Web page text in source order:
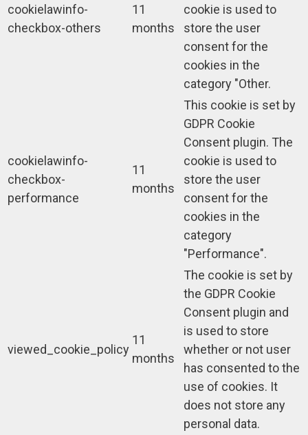
cookielawinfo-
checkbox-others
11
months
cookie is used to
store the user
consent for the
cookies in the
category "Other.
cookielawinfo-
checkbox-
performance
11
months
This cookie is set by
GDPR Cookie
Consent plugin. The
cookie is used to
store the user
consent for the
cookies in the
category
"Performance".
viewed_cookie_policy
11
months
The cookie is set by
the GDPR Cookie
Consent plugin and
is used to store
whether or not user
has consented to the
use of cookies. It
does not store any
personal data.